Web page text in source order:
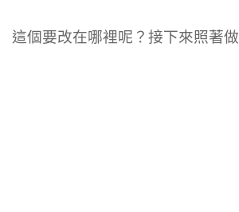
這個要改在哪裡呢？接下來照著做